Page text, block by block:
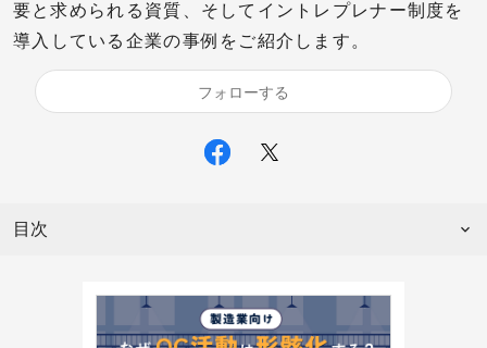
要と求められる資質、そしてイントレプレナー制度を
導入している企業の事例をご紹介します。
フォローする
目次